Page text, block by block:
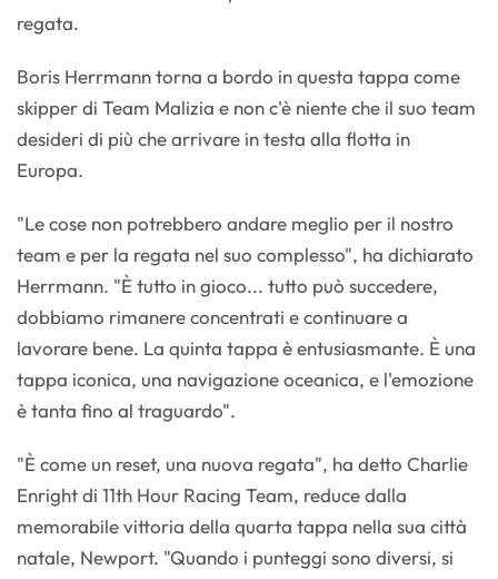
regata.
Boris Herrmann torna a bordo in questa tappa come
skipper di Team Malizia e non c'è niente che il suo team
desideri di più che arrivare in testa alla flotta in
Europa.
"Le cose non potrebbero andare meglio per il nostro
team e per la regata nel suo complesso", ha dichiarato
Herrmann. "È tutto in gioco... tutto può succedere,
dobbiamo rimanere concentrati e continuare a
lavorare bene. La quinta tappa è entusiasmante. È una
tappa iconica, una navigazione oceanica, e l'emozione
è tanta fino al traguardo".
"È come un reset, una nuova regata", ha detto Charlie
Enright di 11th Hour Racing Team, reduce dalla
memorabile vittoria della quarta tappa nella sua città
natale, Newport. "Quando i punteggi sono diversi, si